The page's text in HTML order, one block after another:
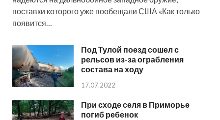
поставки которого уже пообещали США «Как только
появится…
Под Тулой поезд сошел с
рельсов из-за ограбления
состава на ходу
17.07.2022
При сходе селя в Приморье
погиб ребенок